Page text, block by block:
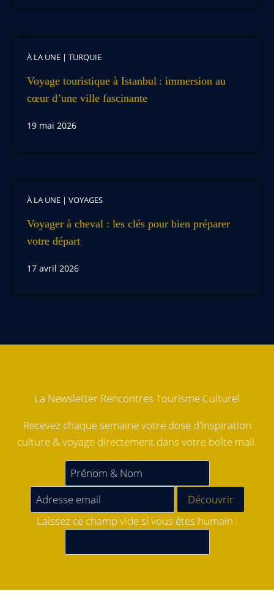
À LA UNE | TURQUIE
Voyage touristique à Istanbul : immersion au
cœur d’une ville fascinante
19 mai 2026
À LA UNE | VOYAGES
Voyager à cheval : les clés pour bien préparer
votre départ
17 avril 2026
La Newsletter Rencontres Tourisme Culturel
Recevez chaque semaine votre dose d'inspiration
culture & voyage directement dans votre boîte mail.
Laissez ce champ vide si vous êtes humain :